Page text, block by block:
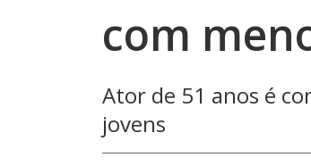
com
Ator de 51 anos é
jovens